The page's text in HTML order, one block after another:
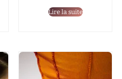
Lire la suite